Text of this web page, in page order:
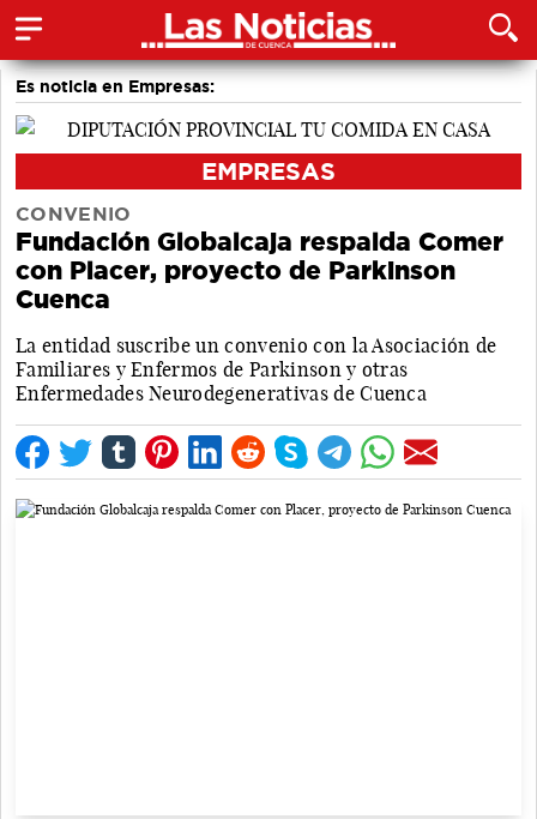
Es noticia en Empresas:
EMPRESAS
CONVENIO
Fundación Globalcaja respalda Comer
con Placer, proyecto de Parkinson
Cuenca
La entidad suscribe un convenio con la Asociación de
Familiares y Enfermos de Parkinson y otras
Enfermedades Neurodegenerativas de Cuenca